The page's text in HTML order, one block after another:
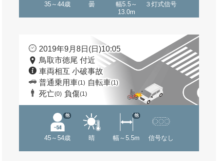
35～44歳 曇
幅5.5～
13.0m
３灯式信号
2019年9月8日(日)10:05
鳥取市徳尾 付近
車両相互 小破事故
普通乗用車(1) 自転車(1)
死亡(0) 負傷(1)
45～54歳
他
晴 幅～5.5m
他
信号なし